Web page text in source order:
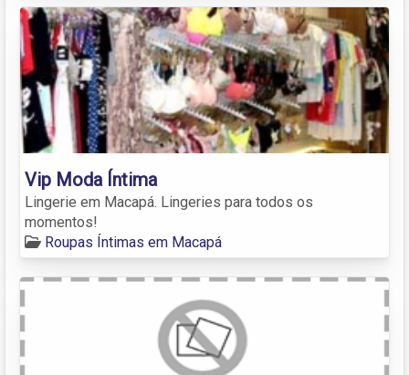
Vip Moda Íntima
Lingerie em Macapá. Lingeries para todos os
momentos!
Roupas Íntimas em Macapá